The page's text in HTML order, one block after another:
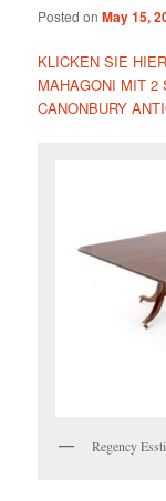
Posted onMay 15,
KLICKEN SIE
MAHAGONI MIT 2
CANONBURY
Regency